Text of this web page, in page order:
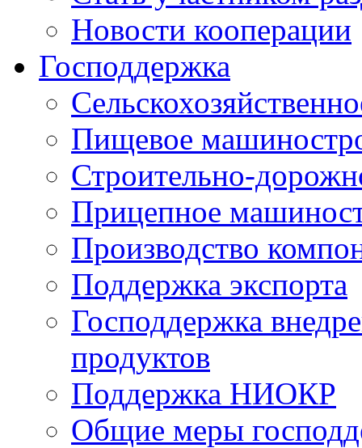
Новости кооперации
Господдержка
Пищевое
Строительно-
Прицепное
Производство
Поддержка экспорта
Господдержка
продуктов
Поддержка НИОКР
Общие меры